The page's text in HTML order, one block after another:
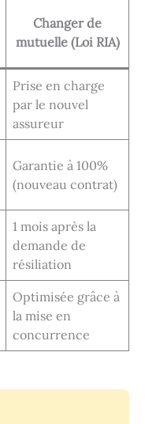
Changer de
mutuelle (Loi RIA)
Prise en charge
par le nouvel
assureur
Garantie à 100%
(nouveau contrat)
1 mois après la
demande de
résiliation
Optimisée grâce à
la mise en
concurrence